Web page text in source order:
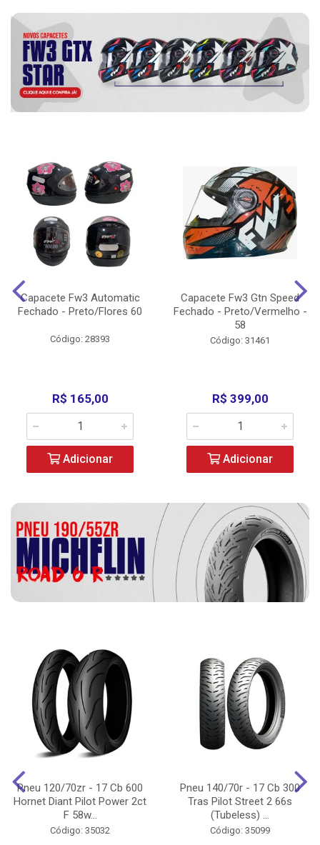
Capacete Fw3 Automatic
Fechado - Preto/Flores 60
Código: 28393
R$ 165,00
Adicionar
Capacete Fw3 Gtn Speed
Fechado - Preto/Vermelho -
58
Código: 31461
R$ 399,00
Adicionar
Pneu 120/70zr - 17 Cb 600
Hornet Diant Pilot Power 2ct
F 58w...
Código: 35032
Pneu 140/70r - 17 Cb 300
Tras Pilot Street 2 66s
(Tubeless) ...
Código: 35099